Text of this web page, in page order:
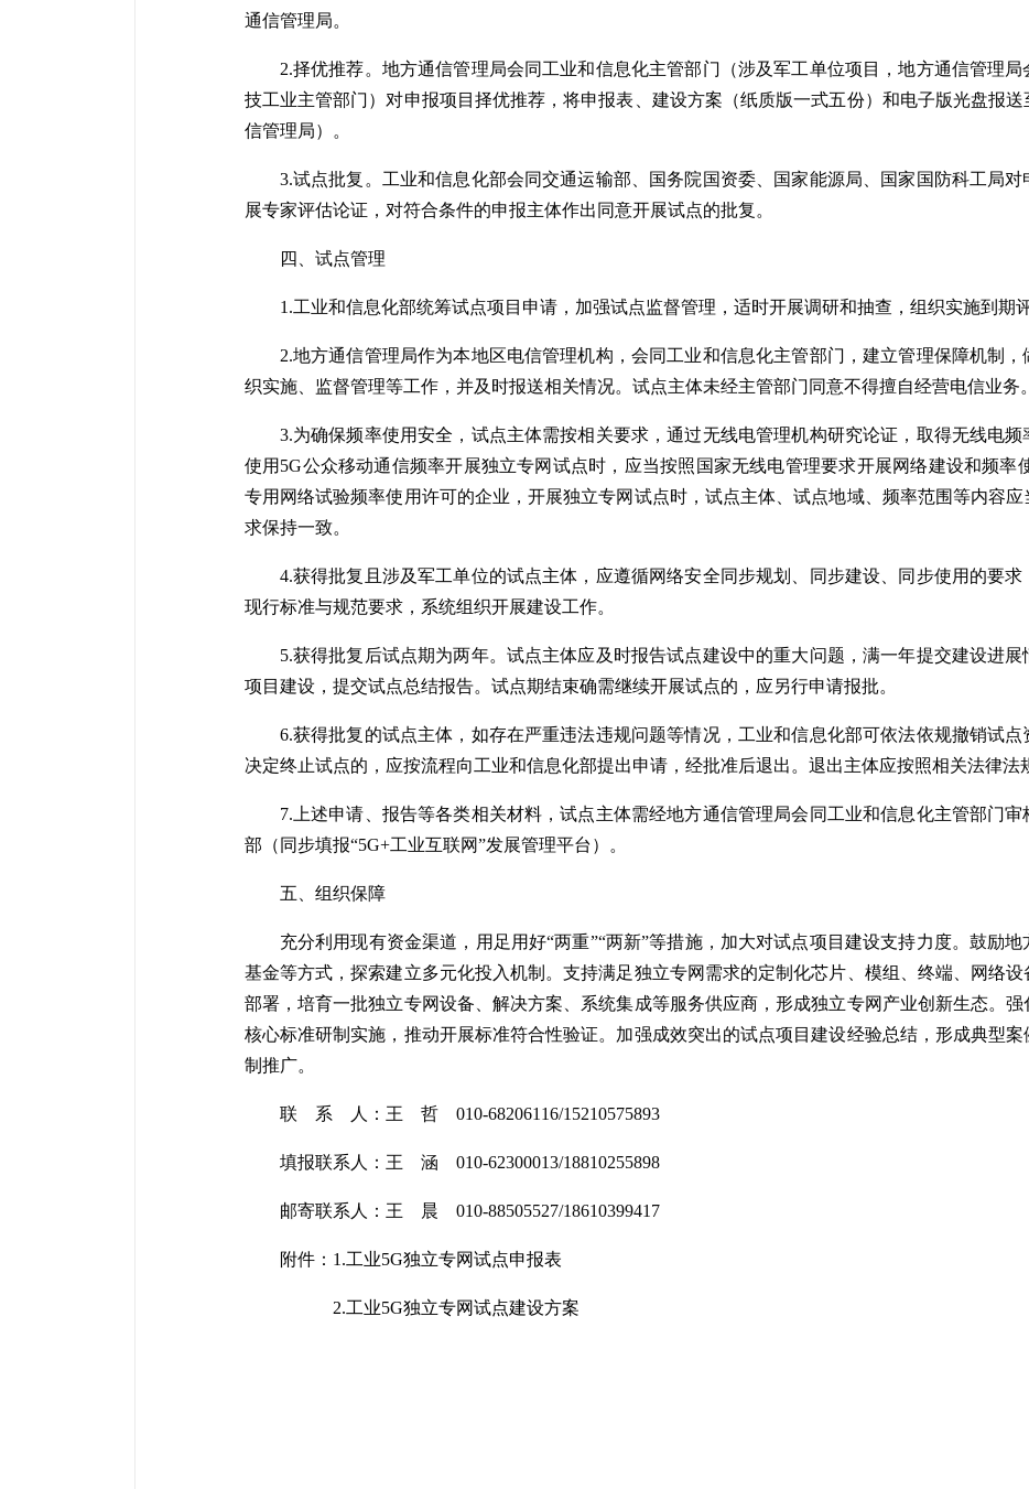
通信管理局。
2.择优推荐。地方通信管理局会同工业和信息化主管部门（涉及军工单位项目，地方通信管理
技工业主管部门）对申报项目择优推荐，将申报表、建设方案（纸质版一式五份）和电子版光盘报
信管理局）。
3.试点批复。工业和信息化部会同交通运输部、国务院国资委、国家能源局、国家国防科工局
展专家评估论证，对符合条件的申报主体作出同意开展试点的批复。
四、试点管理
1.工业和信息化部统筹试点项目申请，加强试点监督管理，适时开展调研和抽查，组织实施到期评
2.地方通信管理局作为本地区电信管理机构，会同工业和信息化主管部门，建立管理保障机制，
织实施、监督管理等工作，并及时报送相关情况。试点主体未经主管部门同意不得擅自经营电信业务。
3.为确保频率使用安全，试点主体需按相关要求，通过无线电管理机构研究论证，取得无线电
使用5G公众移动通信频率开展独立专网试点时，应当按照国家无线电管理要求开展网络建设和频率
专用网络试验频率使用许可的企业，开展独立专网试点时，试点主体、试点地域、频率范围等内容
求保持一致。
4.获得批复且涉及军工单位的试点主体，应遵循网络安全同步规划、同步建设、同步使用的要
现行标准与规范要求，系统组织开展建设工作。
5.获得批复后试点期为两年。试点主体应及时报告试点建设中的重大问题，满一年提交建设进
项目建设，提交试点总结报告。试点期结束确需继续开展试点的，应另行申请报批。
6.获得批复的试点主体，如存在严重违法违规问题等情况，工业和信息化部可依法依规撤销试点
决定终止试点的，应按流程向工业和信息化部提出申请，经批准后退出。退出主体应按照相关法律法
7.上述申请、报告等各类相关材料，试点主体需经地方通信管理局会同工业和信息化主管部门
部（同步填报“5G+工业互联网”发展管理平台）。
五、组织保障
充分利用现有资金渠道，用足用好“两重”“两新”等措施，加大对试点项目建设支持力度。鼓励
基金等方式，探索建立多元化投入机制。支持满足独立专网需求的定制化芯片、模组、终端、网络
部署，培育一批独立专网设备、解决方案、系统集成等服务供应商，形成独立专网产业创新生态。
核心标准研制实施，推动开展标准符合性验证。加强成效突出的试点项目建设经验总结，形成典型
制推广。
联 系 人：王 哲 010-68206116/15210575893
填报联系人：王 涵 010-62300013/18810255898
邮寄联系人：王 晨 010-88505527/18610399417
附件： 1.工业5G独立专网试点申报表
2.工业5G独立专网试点建设方案